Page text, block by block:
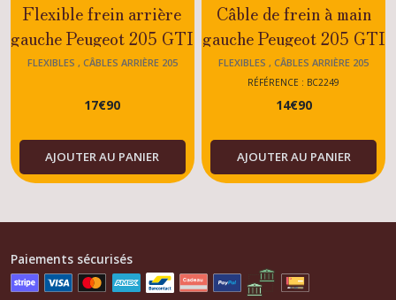
Flexible frein arrière
gauche Peugeot 205 GTI
1.6 / Rallye
FLEXIBLES , CÂBLES ARRIÈRE 205
17€90
AJOUTER AU PANIER
Câble de frein à main
gauche Peugeot 205 GTI
1.9
FLEXIBLES , CÂBLES ARRIÈRE 205
RÉFÉRENCE : BC2249
14€90
AJOUTER AU PANIER
Paiements sécurisés